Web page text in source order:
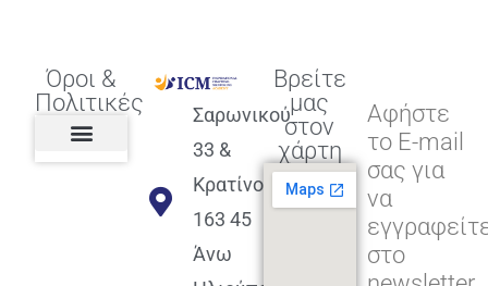
Όροι &
Πολιτικές
Σαρωνικού
33 &
Κρατίνου
163 45
Άνω
Βρείτε
μας
στον
χάρτη
Αφήστε
το E-mail
σας για
να
στο